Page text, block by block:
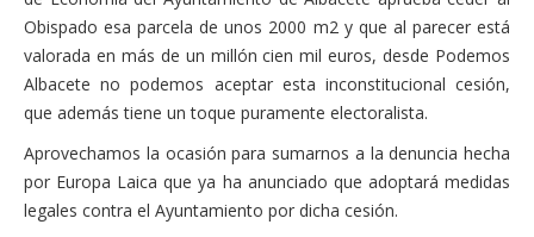
Obispado esa parcela de unos 2000 m2 y que al parecer está
valorada en más de un millón cien mil euros, desde Podemos
Albacete no podemos aceptar esta inconstitucional cesión,
que además tiene un toque puramente electoralista.
Aprovechamos la ocasión para sumarnos a la denuncia hecha
por Europa Laica que ya ha anunciado que adoptará medidas
legales contra el Ayuntamiento por dicha cesión.